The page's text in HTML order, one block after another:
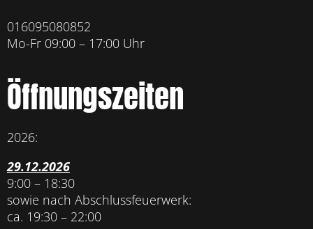
016095080852
Mo-Fr 09:00 – 17:00 Uhr
Öffnungszeiten
2026:
29.12.2026
9:00 – 18:30
sowie nach Abschlussfeuerwerk:
ca. 19:30 – 22:00